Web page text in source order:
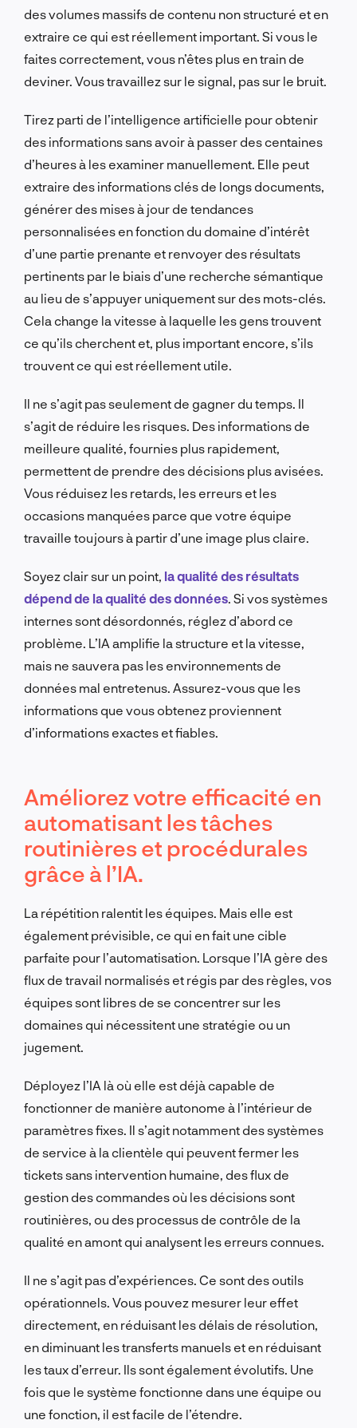
des volumes massifs de contenu non structuré et en
extraire ce qui est réellement important. Si vous le
faites correctement, vous n’êtes plus en train de
deviner. Vous travaillez sur le signal, pas sur le bruit.
Tirez parti de l’intelligence artificielle pour obtenir
des informations sans avoir à passer des centaines
d’heures à les examiner manuellement. Elle peut
extraire des informations clés de longs documents,
générer des mises à jour de tendances
personnalisées en fonction du domaine d’intérêt
d’une partie prenante et renvoyer des résultats
pertinents par le biais d’une recherche sémantique
au lieu de s’appuyer uniquement sur des mots-clés.
Cela change la vitesse à laquelle les gens trouvent
ce qu’ils cherchent et, plus important encore, s’ils
trouvent ce qui est réellement utile.
Il ne s’agit pas seulement de gagner du temps. Il
s’agit de réduire les risques. Des informations de
meilleure qualité, fournies plus rapidement,
permettent de prendre des décisions plus avisées.
Vous réduisez les retards, les erreurs et les
occasions manquées parce que votre équipe
travaille toujours à partir d’une image plus claire.
Soyez clair sur un point, la qualité des résultats
dépend de la qualité des données . Si vos systèmes
internes sont désordonnés, réglez d’abord ce
problème. L’IA amplifie la structure et la vitesse,
mais ne sauvera pas les environnements de
données mal entretenus. Assurez-vous que les
informations que vous obtenez proviennent
d’informations exactes et fiables.
Améliorez votre efficacité en
automatisant les tâches
routinières et procédurales
grâce à l’IA.
La répétition ralentit les équipes. Mais elle est
également prévisible, ce qui en fait une cible
parfaite pour l’automatisation. Lorsque l’IA gère des
flux de travail normalisés et régis par des règles, vos
équipes sont libres de se concentrer sur les
domaines qui nécessitent une stratégie ou un
jugement.
Déployez l’IA là où elle est déjà capable de
fonctionner de manière autonome à l’intérieur de
paramètres fixes. Il s’agit notamment des systèmes
de service à la clientèle qui peuvent fermer les
tickets sans intervention humaine, des flux de
gestion des commandes où les décisions sont
routinières, ou des processus de contrôle de la
qualité en amont qui analysent les erreurs connues.
Il ne s’agit pas d’expériences. Ce sont des outils
opérationnels. Vous pouvez mesurer leur effet
directement, en réduisant les délais de résolution,
en diminuant les transferts manuels et en réduisant
les taux d’erreur. Ils sont également évolutifs. Une
fois que le système fonctionne dans une équipe ou
une fonction, il est facile de l’étendre.